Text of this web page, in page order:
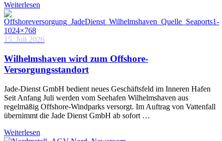
Weiterlesen
15. Juli 2026
Wilhelmshaven wird zum Offshore-
Versorgungsstandort
Jade-Dienst GmbH bedient neues Geschäftsfeld im Inneren Hafen
Seit Anfang Juli werden vom Seehafen Wilhelmshaven aus
regelmäßig Offshore-Windparks versorgt. Im Auftrag von Vattenfall
übernimmt die Jade Dienst GmbH ab sofort …
Weiterlesen